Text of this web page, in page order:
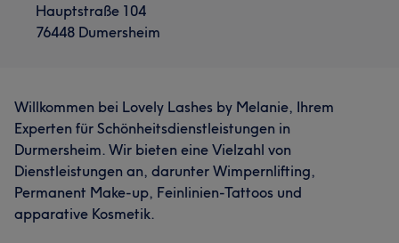
Hauptstraße 104
76448 Dumersheim
Willkommen bei Lovely Lashes by Melanie, Ihrem
Experten für Schönheitsdienstleistungen in
Durmersheim. Wir bieten eine Vielzahl von
Dienstleistungen an, darunter Wimpernlifting,
Permanent Make-up, Feinlinien-Tattoos und
apparative Kosmetik.